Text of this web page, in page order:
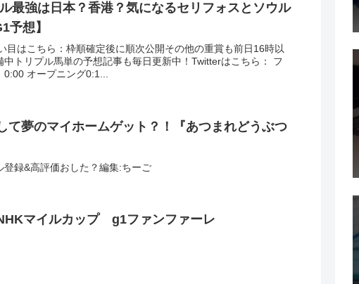
最強は日本？香港？気になるセリフォスとソウル
予想】
目はこちら：枠順確定後に順次公開その他の重賞も前日16時以
トリプル馬単の予想記事も毎日更新中！Twitterはこちら： フ
0:00 オープニング0:1...
て夢のマイホームゲット？！『あつまれどうぶつ
録&高評価おした？編集:ちーご
マイルカップ g1ファンファーレ